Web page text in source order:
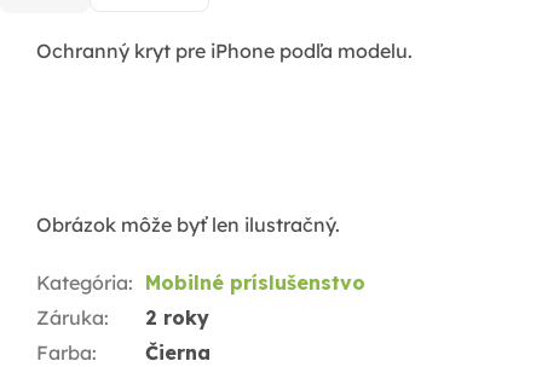
Ochranný kryt pre iPhone podľa modelu.
Obrázok môže byť len ilustračný.
Kategória: Mobilné príslušenstvo
Záruka:
2 roky
Farba: Čierna